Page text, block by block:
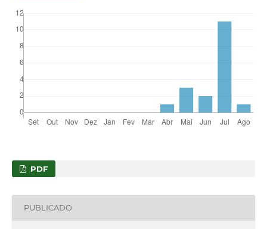
PDF
PUBLICADO